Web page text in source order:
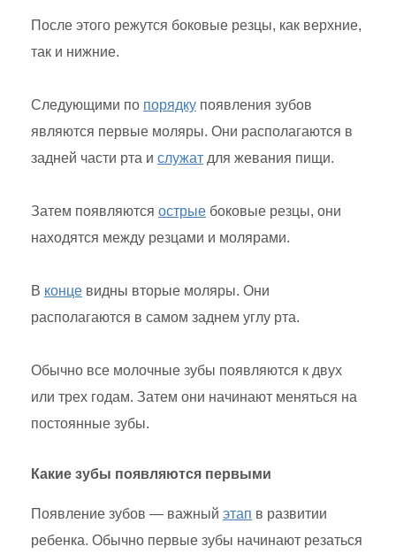
После этого режутся боковые резцы, как верхние,
так и нижние.
Следующими по порядку появления зубов
являются первые моляры. Они располагаются в
задней части рта и служат для жевания пищи.
Затем появляются острые боковые резцы, они
находятся между резцами и молярами.
В конце видны вторые моляры. Они
располагаются в самом заднем углу рта.
Обычно все молочные зубы появляются к двух
или трех годам. Затем они начинают меняться на
постоянные зубы.
Какие зубы появляются первыми
Появление зубов — важный этап в развитии
ребенка. Обычно первые зубы начинают резаться